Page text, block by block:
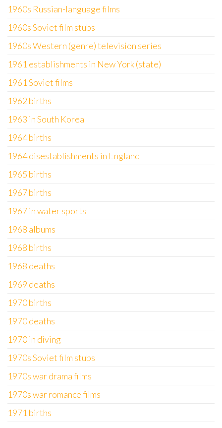
1960s Russian-language films
1960s Soviet film stubs
1960s Western (genre) television series
1961 establishments in New York (state)
1961 Soviet films
1962 births
1963 in South Korea
1964 births
1964 disestablishments in England
1965 births
1967 births
1967 in water sports
1968 albums
1968 births
1968 deaths
1969 deaths
1970 births
1970 deaths
1970 in diving
1970s Soviet film stubs
1970s war drama films
1970s war romance films
1971 births